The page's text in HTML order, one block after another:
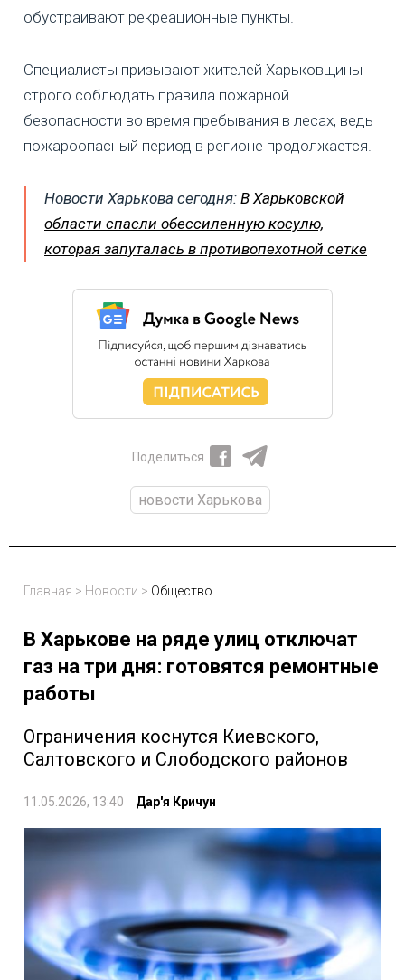
обустраивают рекреационные пункты.
Специалисты призывают жителей Харьковщины
строго соблюдать правила пожарной
безопасности во время пребывания в лесах, ведь
пожароопасный период в регионе продолжается.
Новости Харькова сегодня: В Харьковской
области спасли обессиленную косулю,
которая запуталась в противопехотной сетке
Поделиться
новости Харькова
Главная > Новости > Общество
В Харькове на ряде улиц отключат
газ на три дня: готовятся ремонтные
работы
Ограничения коснутся Киевского,
Салтовского и Слободского районов
11.05.2026, 13:40 Дар'я Кричун